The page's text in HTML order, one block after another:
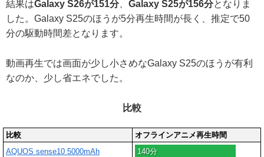
結果はGalaxy S26が151分、 Galaxy S25が156分となりま
した。Galaxy S25のほうが5分再生時間が長く、推定で50
分の駆動時間差となります。
動画再生では画面が少し小さめなGalaxy S25のほうが有利
なのか、少し省エネでした。
比較
比較
オフラインアニメ再生時間
AQUOS sense10 5000mAh
140分